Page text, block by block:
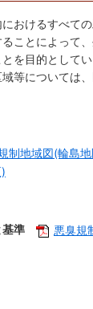
おけるすべて
ことによって
を目的として
等については
制地域図(輪島
準 悪臭規